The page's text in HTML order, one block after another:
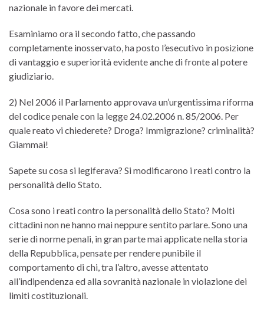
nazionale in favore dei mercati.
Esaminiamo ora il secondo fatto, che passando
completamente inosservato, ha posto l’esecutivo in posizione
di vantaggio e superiorità evidente anche di fronte al potere
giudiziario.
2) Nel 2006 il Parlamento approvava un’urgentissima riforma
del codice penale con la legge 24.02.2006 n. 85/2006. Per
quale reato vi chiederete? Droga? Immigrazione? criminalità?
Giammai!
Sapete su cosa si legiferava? Si modificarono i reati contro la
personalità dello Stato.
Cosa sono i reati contro la personalità dello Stato? Molti
cittadini non ne hanno mai neppure sentito parlare. Sono una
serie di norme penali, in gran parte mai applicate nella storia
della Repubblica, pensate per rendere punibile il
comportamento di chi, tra l’altro, avesse attentato
all’indipendenza ed alla sovranità nazionale in violazione dei
limiti costituzionali.